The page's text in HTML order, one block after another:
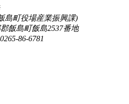
島町役場産業振興課)
飯島町飯島2537番地
86-6781